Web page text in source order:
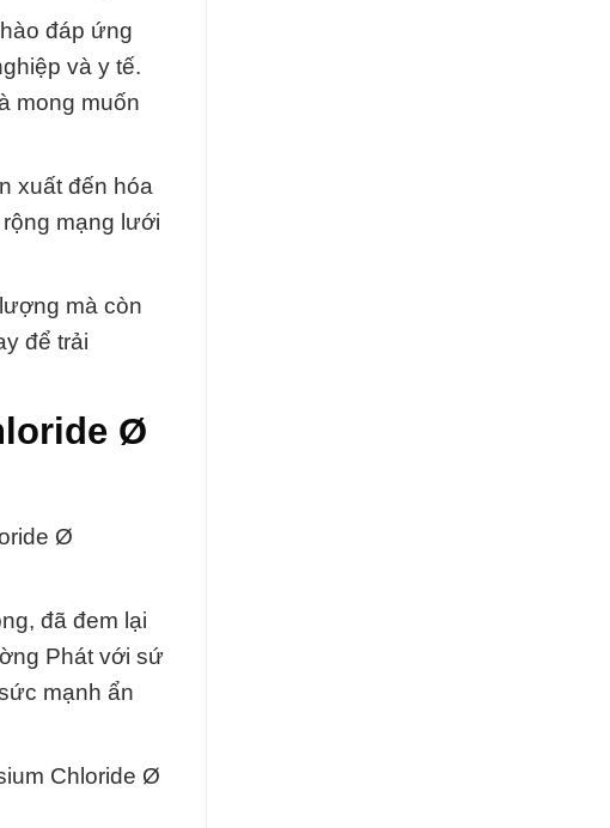
đáp ứng
và y tế.
mong muốn
xuất đến hóa
mạng lưới
mà còn
để trải
Ø
Ø
đã đem lại
Phát với sứ
mạnh ẩn
Chloride Ø